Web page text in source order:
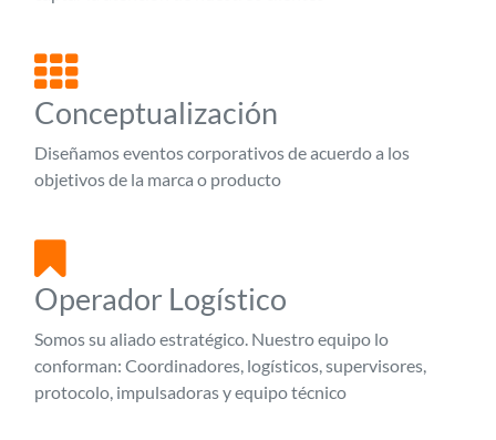
Conceptualización
Diseñamos eventos corporativos de acuerdo a los
objetivos de la marca o producto
Operador Logístico
Somos su aliado estratégico. Nuestro equipo lo
conforman: Coordinadores, logísticos, supervisores,
protocolo, impulsadoras y equipo técnico